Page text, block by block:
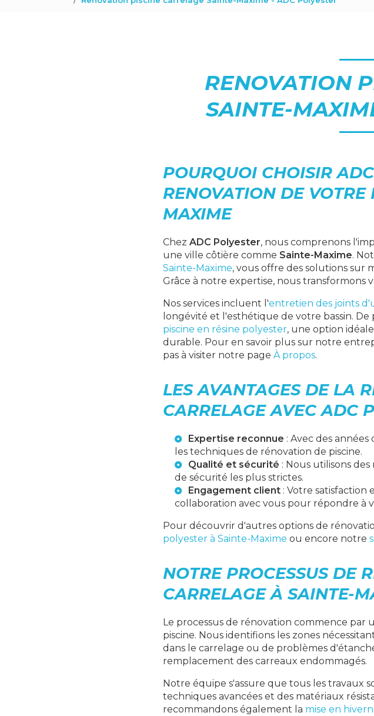
RENOVATION
SAINTE-
POURQUOI CHOISIR
RENOVATION DE VOTRE
MAXIME
Chez ADC Polyester, nous comprenons
une ville côtière comme Sainte-Maxime.
Sainte-Maxime, vous offre des solutions sur
Grâce à notre expertise, nous transformons
Nos services incluent l'entretien des joints
longévité et l'esthétique de votre bassin. De
piscine en résine polyester, une option
durable. Pour en savoir plus sur notre
pas à visiter notre page À propos.
LES AVANTAGES DE LA
CARRELAGE AVEC ADC
Expertise reconnue : Avec des
les techniques de rénovation de piscine.
Qualité et sécurité : Nous utilisons
de sécurité les plus strictes.
Engagement client : Votre satisfaction
collaboration avec vous pour répondre à
Pour découvrir d'autres options de
polyester à Sainte-Maxime ou encore notre
NOTRE PROCESSUS DE
CARRELAGE À SAINTE-
Le processus de rénovation commence
piscine. Nous identifions les zones
dans le carrelage ou de problèmes
remplacement des carreaux endommagés.
Notre équipe s'assure que tous les travaux
techniques avancées et des matériaux
recommandons également la mise en